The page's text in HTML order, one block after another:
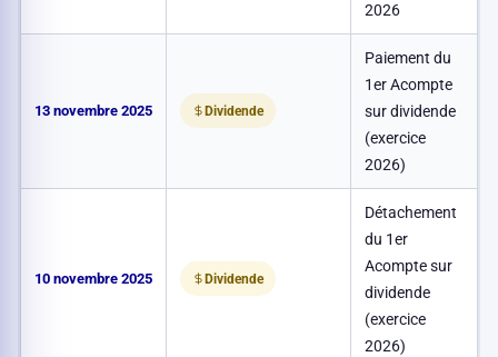
2026
13 novembre 2025 Dividende
Paiement du
1er Acompte
sur dividende
(exercice
2026)
10 novembre 2025 Dividende
Détachement
du 1er
Acompte sur
dividende
(exercice
2026)